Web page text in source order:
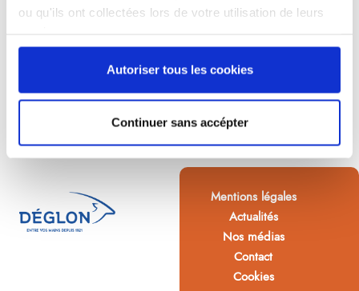
ou qu'ils ont collectées lors de votre utilisation de leurs
Autoriser tous les cookies
Continuer sans accépter
Mentions légales
Actualités
Nos médias
Contact
Cookies